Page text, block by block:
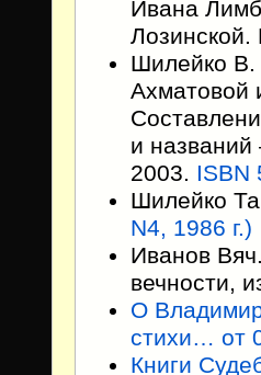
Ивана
Лозинской.
Шилейко
Ахматовой
и
2003. ISBN
Шилейко
N4, 1986 г.)
Иванов
вечности,
О
стихи… от
Книги